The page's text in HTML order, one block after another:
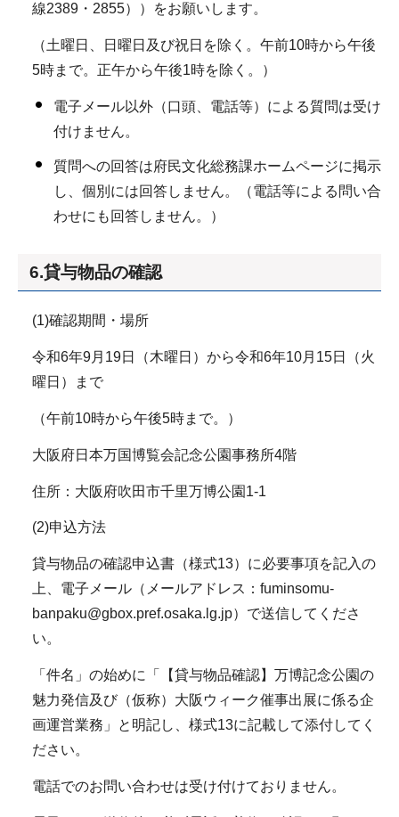
線2389・2855））をお願いします。
（土曜日、日曜日及び祝日を除く。午前10時から午後
5時まで。正午から午後1時を除く。）
電子メール以外（口頭、電話等）による質問は受け
付けません。
質問への回答は府民文化総務課ホームページに掲示
し、個別には回答しません。（電話等による問い合
わせにも回答しません。）
6.貸与物品の確認
(1)確認期間・場所
令和6年9月19日（木曜日）から令和6年10月15日（火
曜日）まで
（午前10時から午後5時まで。）
大阪府日本万国博覧会記念公園事務所4階
住所：大阪府吹田市千里万博公園1-1
(2)申込方法
貸与物品の確認申込書（様式13）に必要事項を記入の
上、電子メール（メールアドレス：fuminsomu-
banpaku@gbox.pref.osaka.lg.jp）で送信してくださ
い。
「件名」の始めに「【貸与物品確認】万博記念公園の
魅力発信及び（仮称）大阪ウィーク催事出展に係る企
画運営業務」と明記し、様式13に記載して添付してく
ださい。
電話でのお問い合わせは受け付けておりません。